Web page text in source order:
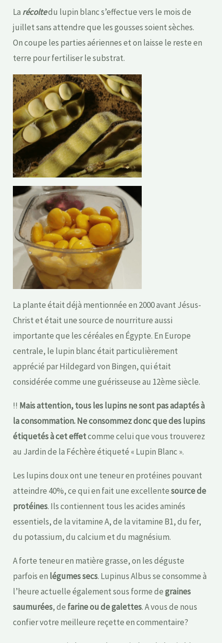
La récoltedu lupin blanc s’effectue vers le mois de
juillet sans attendre que les gousses soient sèches.
On coupe les parties aériennes et on laisse le reste en
terre pour fertiliser le substrat.
La plante était déjà mentionnée en 2000 avant Jésus-
Christ et était une source de nourriture aussi
importante que les céréales en Égypte. En Europe
centrale, le lupin blanc était particulièrement
apprécié par Hildegard von Bingen, qui était
considérée comme une guérisseuse au 12ème siècle.
!! Mais attention, tous les lupins ne sont pas adaptés à
la consommation. Ne consommez donc que des lupins
étiquetés à cet effetcomme celui que vous trouverez
au Jardin de la Féchère étiqueté « Lupin Blanc ».
Les lupins doux ont une teneur en protéines pouvant
atteindre 40%, ce qui en fait une excellentesource de
protéines. Ils contiennent tous les acides aminés
essentiels, de la vitamine A, de la vitamine B1, du fer,
du potassium, du calcium et du magnésium.
A forte teneur en matière grasse, on les déguste
parfois en légumes secs. Lupinus Albus se consomme à
l’heure actuelle également sous forme degraines
saumurées, de farine ou de galettes. A vous de nous
confier votre meilleure reçette en commentaire?